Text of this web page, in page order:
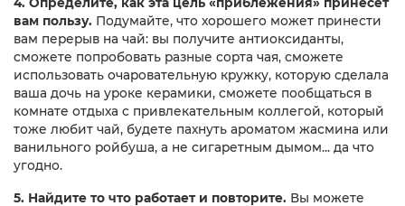
вам пользу. Подумайте, что хорошего может принести
вам перерыв на чай: вы получите антиоксиданты,
сможете попробовать разные сорта чая, сможете
использовать очаровательную кружку, которую сделала
ваша дочь на уроке керамики, сможете пообщаться в
комнате отдыха с привлекательным коллегой, который
тоже любит чай, будете пахнуть ароматом жасмина или
ванильного ройбуша, а не сигаретным дымом... да что
угодно.
5. Найдите то что работает и повторите. Вы можете